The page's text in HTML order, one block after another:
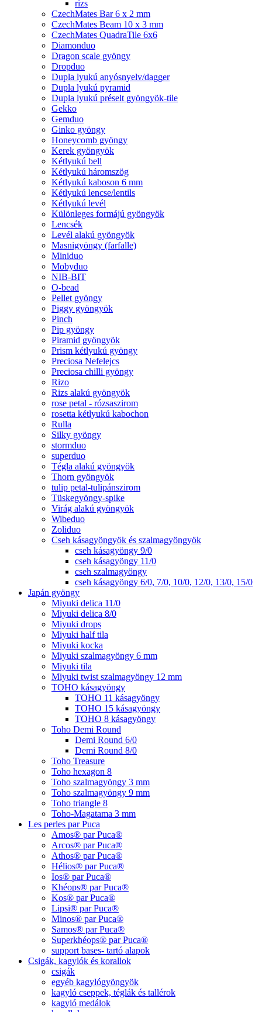
rizs
CzechMates Bar 6 x 2 mm
CzechMates Beam 10 x 3 mm
CzechMates QuadraTile 6x6
Diamonduo
Dragon scale gyöngy
Dropduo
Dupla lyukú anyósnyelv/dagger
Dupla lyukú pyramid
Dupla lyukú préselt gyöngyök-tile
Gekko
Gemduo
Ginko gyöngy
Honeycomb gyöngy
Kerek gyöngyök
Kétlyukú bell
Kétlyukú háromszög
Kétlyukú kaboson 6 mm
Kétlyukú lencse/lentils
Kétlyukú levél
Különleges formájú gyöngyök
Lencsék
Levél alakú gyöngyök
Masnigyöngy (farfalle)
Miniduo
Mobyduo
NIB-BIT
O-bead
Pellet gyöngy
Piggy gyöngyök
Pinch
Pip gyöngy
Piramid gyöngyök
Prism kétlyukú gyöngy
Preciosa Nefelejcs
Preciosa chilli gyöngy
Rizo
Rizs alakú gyöngyök
rose petal - rózsaszirom
rosetta kétlyukú kabochon
Rulla
Silky gyöngy
stormduo
superduo
Tégla alakú gyöngyök
Thorn gyöngyök
tulip petal-tulipánszirom
Tüskegyöngy-spike
Virág alakú gyöngyök
Wibeduo
Zoliduo
Cseh kásagyöngyök és szalmagyöngyök
cseh kásagyöngy 9/0
cseh kásagyöngy 11/0
cseh szalmagyöngy
cseh kásagyöngy 6/0, 7/0, 10/0, 12/0, 13/0, 15/0
Japán gyöngy
Miyuki delica 11/0
Miyuki delica 8/0
Miyuki drops
Miyuki half tila
Miyuki kocka
Miyuki szalmagyöngy 6 mm
Miyuki tila
Miyuki twist szalmagyöngy 12 mm
TOHO kásagyöngy
TOHO 11 kásagyöngy
TOHO 15 kásagyöngy
TOHO 8 kásagyöngy
Toho Demi Round
Demi Round 6/0
Demi Round 8/0
Toho Treasure
Toho hexagon 8
Toho szalmagyöngy 3 mm
Toho szalmagyöngy 9 mm
Toho triangle 8
Toho-Magatama 3 mm
Les perles par Puca
Amos® par Puca®
Arcos® par Puca®
Athos® par Puca®
Hélios® par Puca®
Ios® par Puca®
Khéops® par Puca®
Kos® par Puca®
Lipsi® par Puca®
Minos® par Puca®
Samos® par Puca®
Superkhéops® par Puca®
support bases- tartó alapok
Csigák, kagylók és korallok
csigák
egyéb kagylógyöngyök
kagyló cseppek, téglák és tallérok
kagyló medálok